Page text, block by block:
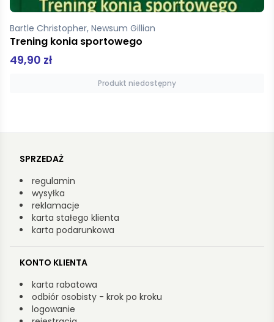
Litmanowicz Mirosława
Szachy dla dzieci Część 3
32,00 zł
Produkt niedostępny
SPRZEDAŻ
regulamin
wysyłka
reklamacje
karta stałego klienta
karta podarunkowa
KONTO KLIENTA
karta rabatowa
odbiór osobisty - krok po kroku
logowanie